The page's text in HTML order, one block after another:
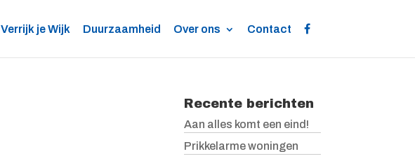
Verrijk je Wijk Duurzaamheid Over ons Contact
Recente berichten
Aan alles komt een eind!
Prikkelarme woningen